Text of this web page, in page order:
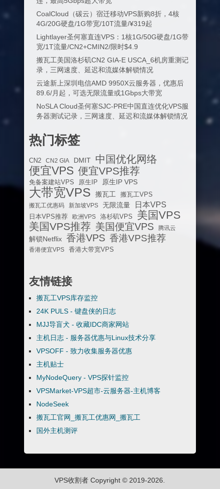
CoalCloud（碳云）宿迁移动VPS新购8折，4核
4G/20G硬盘/1G带宽/10T流量/¥319起
Lightlayer圣何塞直连VPS：1核1G/50G硬盘/1G带
宽/1T流量/CN2+CMIN2/限时$4.9
搬瓦工美国洛杉矶CN2 GIA-E USCA_6机房重测记
录，三网速度、延迟和流媒体解锁情况
云途新上深圳电信AMD 9950X云服务器，优惠后
89.6/月起，可选无限流量或1Gbps大带宽
NoSLA Cloud圣何塞SJC-PRE中国直连优化VPS服
务器测试记录，三网速度、延迟和流媒体解锁情况
热门标签
CN2 CN2 GIA DMIT 中国优化网络
便宜VPS 便宜VPS推荐
免备案建站VPS 原生IP 原生IP VPS
大带宽VPS 搬瓦工
搬瓦工VPS
搬瓦工优惠码
新加坡VPS 无限流量 日本VPS
日本VPS推荐 欧洲VPS 洛杉矶VPS 美国VPS
美国VPS推荐 美国便宜VPS 腾讯云
解锁Netflix 香港VPS 香港VPS推荐
香港便宜VPS 香港大带宽VPS
友情链接
搬瓦工VPS库存监控
24K PULS - 键盘侠的日志
MJJ导盲犬 - 收藏IDC商家网站
主机日志 - 服务器优惠与Linux技术分享
VPSOFF - 致力收集服务器优惠
主机贴士
MyNodeQuery - VPS探针监控
VPSMarket-VPS超市-云服务器-主机博客
NodeSeek
搬瓦工官网_搬瓦工优惠网_搬瓦工
国外主机测评
VPS收割者 Copyright © 2019-2026.